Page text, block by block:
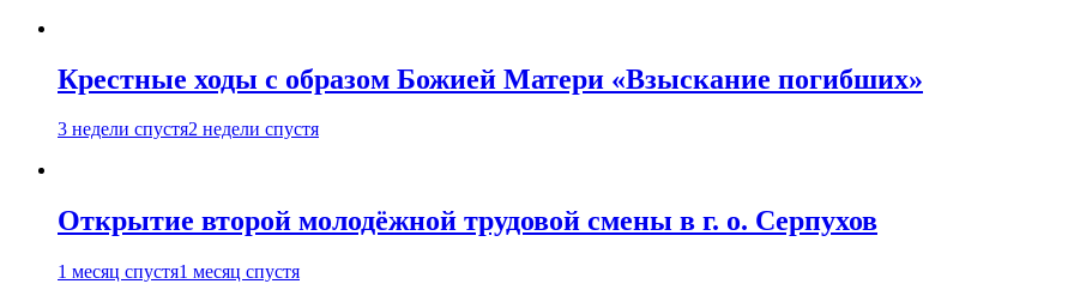
Крестные ходы с образом Божией Матери «Взыскание погибших»
3 недели спустя2 недели спустя
Открытие второй молодёжной трудовой смены в г. о. Серпухов
1 месяц спустя1 месяц спустя